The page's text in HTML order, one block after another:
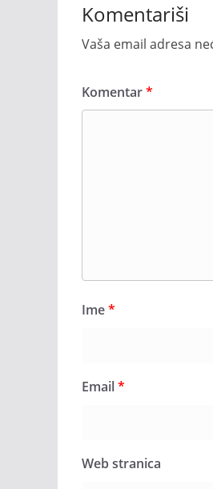
Komentariši
Vaša email adresa
Komentar*
Ime*
Email*
Web stranica